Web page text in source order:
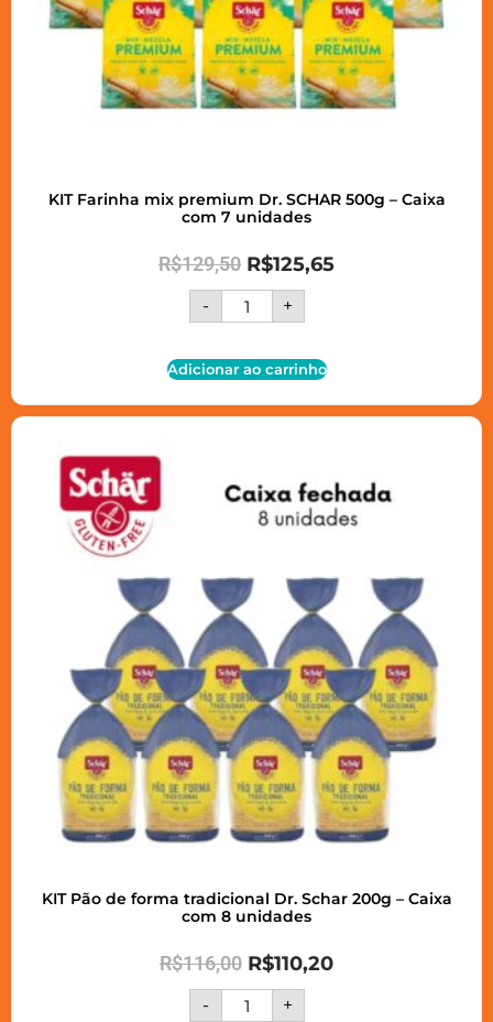
KIT Farinha mix premium Dr. SCHAR 500g – Caixa
com 7 unidades
R$129,50 R$125,65
- +
Adicionar ao carrinho
KIT Pão de forma tradicional Dr. Schar 200g – Caixa
com 8 unidades
R$116,00 R$110,20
- +